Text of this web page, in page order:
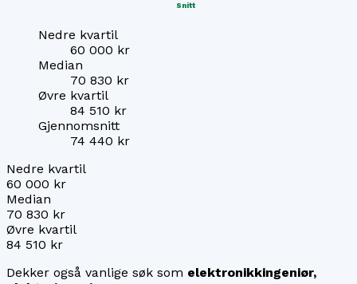
Snitt
Nedre kvartil
60 000 kr
Median
70 830 kr
Øvre kvartil
84 510 kr
Gjennomsnitt
74 440 kr
Nedre kvartil
60 000 kr
Median
70 830 kr
Øvre kvartil
84 510 kr
Dekker også vanlige søk som elektronikkingeniør,